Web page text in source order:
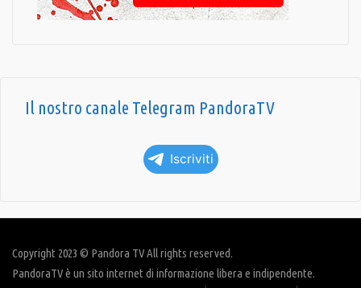
Il nostro canale Telegram PandoraTV
Iscriviti
Copyright 2023 © Pandora TV All rights reserved.
PandoraTV è un sito internet di informazione libera e indipendente.